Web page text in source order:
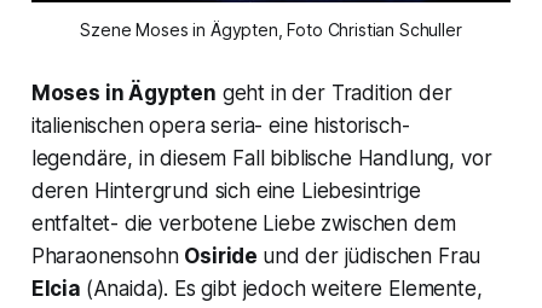
Szene Moses in Ägypten, Foto Christian Schuller
Moses in Ägypten geht in der Tradition der
italienischenopera seria- eine historisch-
legendäre, in diesem Fall biblische Handlung, vor
deren Hintergrund sich eine Liebesintrige
entfaltet- die verbotene Liebe zwischen dem
Pharaonensohn Osiride und der jüdischen Frau
Elcia (Anaida). Es gibt jedoch weitere Elemente,